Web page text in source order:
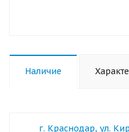
Наличие
г. Краснодар, ул.